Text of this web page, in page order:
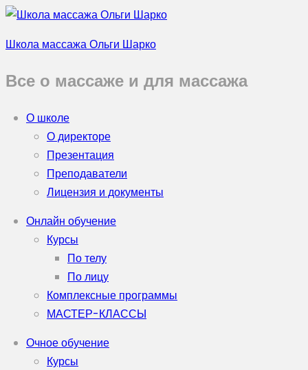
Школа массажа Ольги Шарко
Все о массаже и для массажа
О школе
О директоре
Презентация
Преподаватели
Лицензия и документы
Онлайн обучение
Курсы
По телу
По лицу
Комплексные программы
МАСТЕР-КЛАССЫ
Очное обучение
Курсы